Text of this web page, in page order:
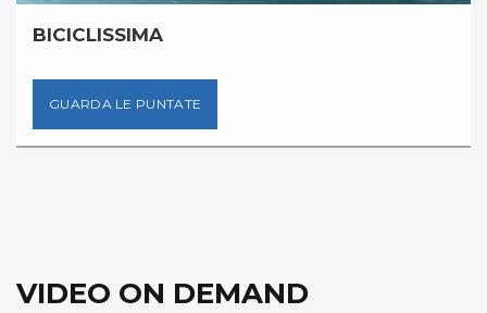
BICICLISSIMA
GUARDA LE PUNTATE
VIDEO ON DEMAND